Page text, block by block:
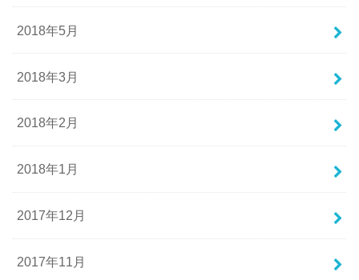
2018年5月
2018年3月
2018年2月
2018年1月
2017年12月
2017年11月